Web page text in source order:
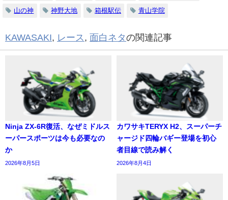
山の神 神野大地 箱根駅伝 青山学院
KAWASAKI, レース , 面白ネタの関連記事
Ninja ZX-6R復活、なぜミドルス
ーパースポーツは今も必要なの
か
2026年8月5日
カワサキTERYX H2、スーパーチ
ャージド四輪バギー登場を初心
者目線で読み解く
2026年8月4日